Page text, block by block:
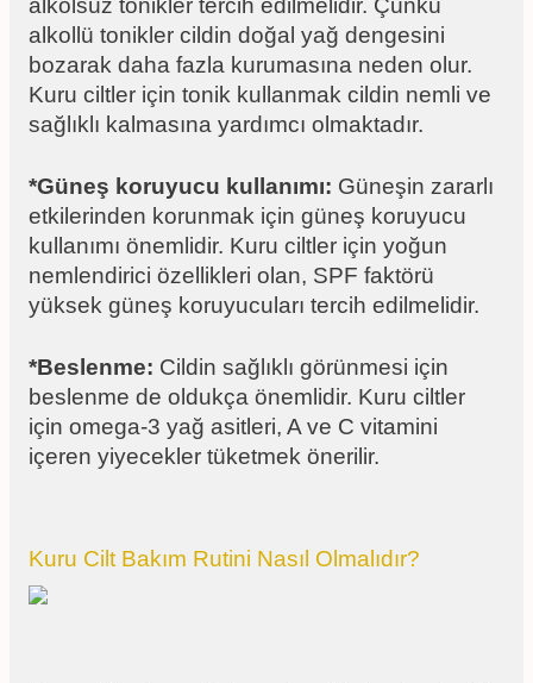
alkolsüz tonikler tercih edilmelidir. Çünkü
alkollü tonikler cildin doğal yağ dengesini
bozarak daha fazla kurumasına neden olur.
Kuru ciltler için tonik kullanmak cildin nemli ve
sağlıklı kalmasına yardımcı olmaktadır.
*Güneş koruyucu kullanımı: Güneşin zararlı
etkilerinden korunmak için güneş koruyucu
kullanımı önemlidir. Kuru ciltler için yoğun
nemlendirici özellikleri olan, SPF faktörü
yüksek güneş koruyucuları tercih edilmelidir.
*Beslenme: Cildin sağlıklı görünmesi için
beslenme de oldukça önemlidir. Kuru ciltler
için omega-3 yağ asitleri, A ve C vitamini
içeren yiyecekler tüketmek önerilir.
Kuru Cilt Bakım Rutini Nasıl Olmalıdır?